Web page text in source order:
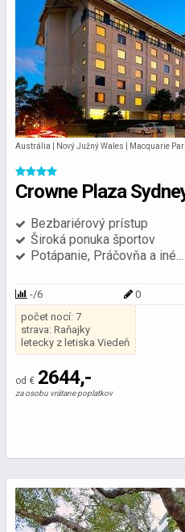
Austrália | Nový Južný Wales | Macquarie
Crowne Plaza
Bezbariérový prístup
Široká ponuka športov
Potápanie, Práčovňa a iné...
-/6 0
počet nocí: 7
strava: Raňajky
letecky z letiska Viedeň
od € 2644,-
za osobu vrátane poplatkov